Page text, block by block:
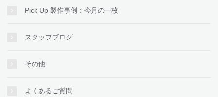
Pick Up 製作事例：今月の一枚
スタッフブログ
その他
よくあるご質問